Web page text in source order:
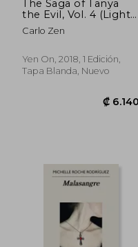
The Saga of Tanya
the Evil, Vol. 4 (Light
Novel): Dabit Deus his
Quoque Finem (The
Evil, 4) (en Inglés)
Carlo Zen
Yen On, 2018, 1 Edición,
Tapa Blanda, Nuevo